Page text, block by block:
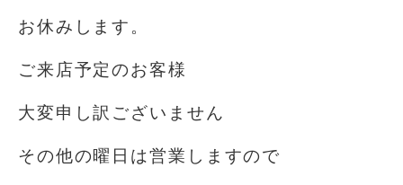
お休みします。
ご来店予定のお客様
大変申し訳ございません
その他の曜日は営業しますので